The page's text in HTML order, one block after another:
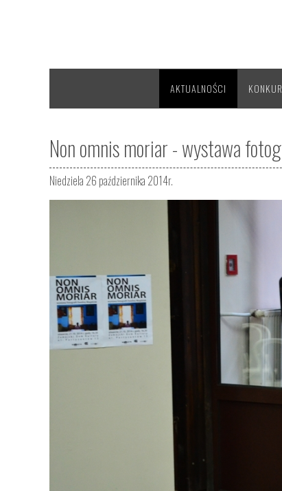
AKTUALNOŚCI
Non omnis moriar - wystawa
Niedziela 26 października 2014r.